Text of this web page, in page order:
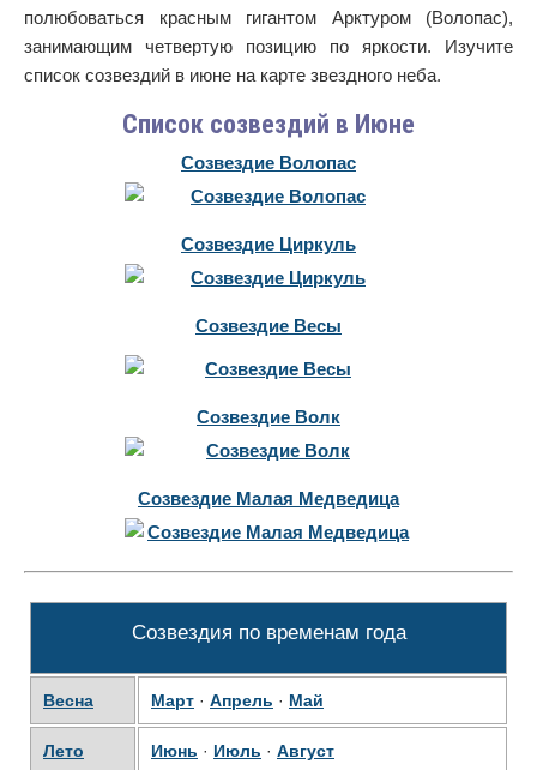
полюбоваться красным гигантом Арктуром (Волопас),
занимающим четвертую позицию по яркости. Изучите
список созвездий в июне на карте звездного неба.
Список созвездий в Июне
Созвездие Волопас
Созвездие Циркуль
Созвездие Весы
Созвездие Волк
Созвездие Малая Медведица
Созвездия по временам года
Весна Март · Апрель · Май
Лето Июнь · Июль · Август